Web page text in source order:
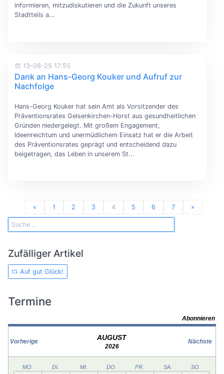
informieren, mitzudiskutieren und die Zukunft unseres
Stadtteils a...
13-08-25 17:55
Dank an Hans-Georg Kouker und Aufruf zur
Nachfolge
Hans-Georg Kouker hat sein Amt als Vorsitzender des
Präventionsrates Gelsenkirchen-Horst aus gesundheitlichen
Gründen niedergelegt. Mit großem Engagement,
Ideenreichtum und unermüdlichem Einsatz hat er die Arbeit
des Präventionsrates geprägt und entscheidend dazu
beigetragen, das Leben in unserem St...
« 1 2 3 4 5 6 7 »
Zufälliger Artikel
Auf gut Glück!
Termine